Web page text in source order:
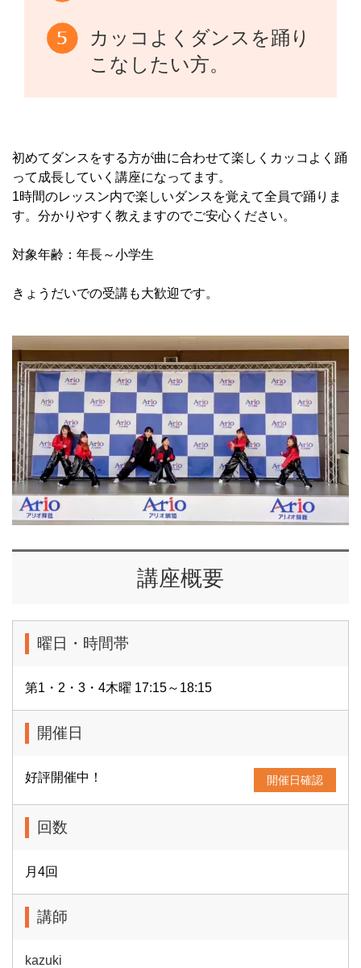
カッコよくダンスを踊り
こなしたい方。
初めてダンスをする方が曲に合わせて楽しくカッコよく踊
って成長していく講座になってます。
1時間のレッスン内で楽しいダンスを覚えて全員で踊りま
す。分かりやすく教えますのでご安心ください。
対象年齢：年長～小学生
きょうだいでの受講も大歓迎です。
講座概要
曜日・時間帯
第1・2・3・4木曜 17:15～18:15
開催日
好評開催中！ 開催日確認
回数
月4回
講師
kazuki